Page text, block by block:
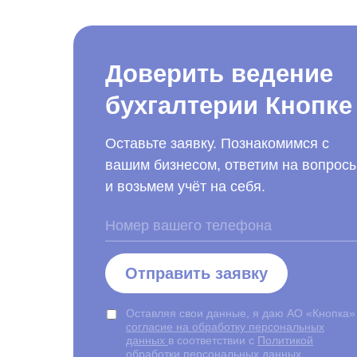
Доверить ведение
бухгалтерии Кнопке
Оставьте заявку. Познакомимся с
вашим бизнесом, ответим на
и возьмем учёт на себя.
Отправить заявку
Оставляя свои данные, я даю АО «Кнопка»
согласие на обработку персональных
данных в соответствии с Политикой
обработки персональных данных